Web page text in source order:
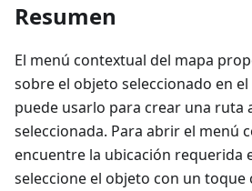
Resumen
El menú contextual del mapa
sobre el objeto seleccionado en el
puede usarlo para crear una ruta
seleccionada. Para abrir el menú
encuentre la ubicación requerida
seleccione el objeto con un